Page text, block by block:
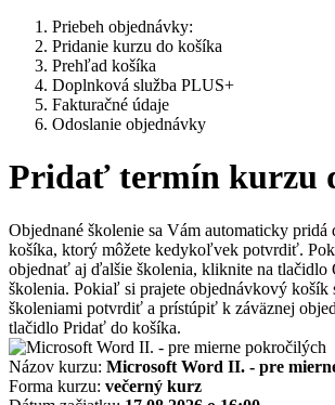
Priebeh objednávky:
Pridanie kurzu do košíka
Prehľad košíka
Doplnková služba PLUS+
Fakturačné údaje
Odoslanie objednávky
Pridať termín kurzu
Objednané školenie sa Vám automaticky pridá
košíka, ktorý môžete kedykoľvek potvrdiť.
objednať aj ďalšie školenia, kliknite na tlačidlo
školenia. Pokiaľ si prajete objednávkový košík
školeniami potvrdiť a prístúpiť k záväznej
tlačidlo Pridať do košíka.
Názov kurzu: Microsoft Word II. - pre
Forma kurzu: večerný kurz